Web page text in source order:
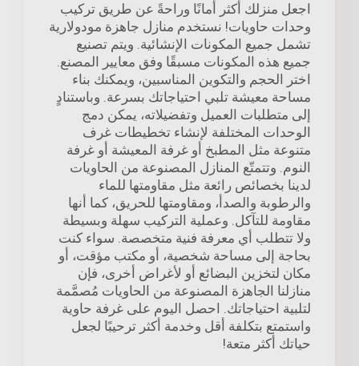
اجعل منزلك أكثر أمانًا وراحةً عن طريق تركيب
وحدات حاويات! نستخدم منازل جاهزة مودولارية
تشمل جميع المكونات الإنشائية. ويتم تصنيع
جميع هذه المكونات مسبقًا وفق معايير المصنع.
اختر الحجم والتكوين المناسبين، ويمكنك بناء
مساحة معيشة تلبي احتياجاتك بسرعة. وباستنادٍ
إلى متطلبات العميل وتفضيلاته، يمكن دمج
الوحدات المختلفة لإنشاء تخطيطات غرف
متنوعة مثل المطبخ أو غرفة المعيشة أو غرفة
النوم. وتتمتّع المنازل المصنوعة من الحاويات
لدينا بخصائص رائعة مثل مقاومتها للماء
والرطوبة والصدأ، ومقاومتها للحريق، كما أنها
مقاومة للتآكل. وعملية التركيب سهلة وبسيطة
ولا تتطلب أي معرفة فنية متخصصة. سواء كنت
بحاجة إلى مساحة شخصية، أو مكتب مؤقت، أو
مكان لتخزين البضائع أو لأغراض أخرى، فإن
منازلنا الجاهزة المصنوعة من الحاويات مُصمَّمة
لتلبية احتياجاتك. احصل اليوم على غرفة حاوية
واستمتع بتكلفة أقل وخدمة أكثر ترحيبًا لجعل
حياتك أكثر متعة!